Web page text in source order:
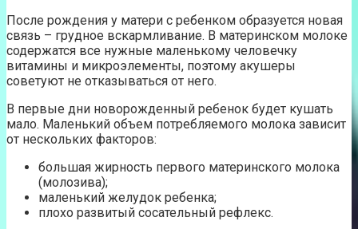
После рождения у матери с ребенком образуется новая
связь – грудное вскармливание. В материнском молоке
содержатся все нужные маленькому человечку
витамины и микроэлементы, поэтому акушеры
советуют не отказываться от него.
В первые дни новорожденный ребенок будет кушать
мало. Маленький объем потребляемого молока зависит
от нескольких факторов:
большая жирность первого материнского молока
(молозива);
маленький желудок ребенка;
плохо развитый сосательный рефлекс.